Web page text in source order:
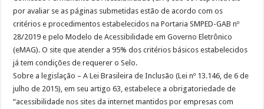
por avaliar se as páginas submetidas estão de acordo com os
critérios e procedimentos estabelecidos na Portaria SMPED-GAB nº
28/2019 e pelo Modelo de Acessibilidade em Governo Eletrônico
(eMAG). O site que atender a 95% dos critérios básicos estabelecidos
já tem condições de requerer o Selo.
Sobre a legislação – A Lei Brasileira de Inclusão (Lei nº 13.146, de 6 de
julho de 2015), em seu artigo 63, estabelece a obrigatoriedade de
“acessibilidade nos sites da internet mantidos por empresas com